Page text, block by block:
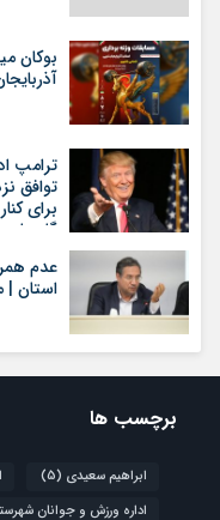
بوکان
ترامپ
توافق
برای
گام‌های
عدم
استان
برچسب ها
ابراهیم سعیدی (5)
اداره ورزش و جوانان